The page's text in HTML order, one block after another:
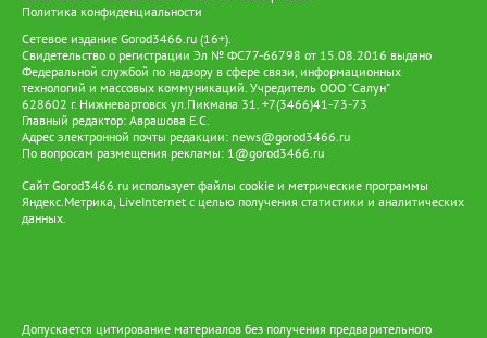
освещения и бытовых электроприборов. Так цифровая
инфраструктура становится частью более масштабной системы
поддержки коренных народов — от образования и доступа к
услугам до развития традиционных промыслов и сохранения
культурного наследия. Именно такой подход позволяет
сочетать современные технологии с традиционным образом
жизни ханты и манси, давая им возможность жить и трудиться
на земле предков и вести традиционный образ жизни.
Политика конфиденциальности
Сетевое издание Gorod3466.ru (16+).
Свидетельство о регистрации Эл № ФС77-66798 от 15.08.2016 выдано
Федеральной службой по надзору в сфере связи, информационных
технологий и массовых коммуникаций. Учредитель ООО "Салун"
628602 г. Нижневартовск ул.Пикмана 31. +7(3466)41-73-73
Главный редактор: Аврашова Е.С.
Адрес электронной почты редакции: news@gorod3466.ru
По вопросам размещения рекламы: 1@gorod3466.ru
Сайт Gorod3466.ru использует файлы cookie и метрические программы
Яндекс.Метрика, LiveInternet с целью получения статистики и аналитических
данных.
Допускается цитирование материалов без получения предварительного